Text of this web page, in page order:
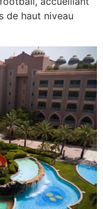
de haut niveau